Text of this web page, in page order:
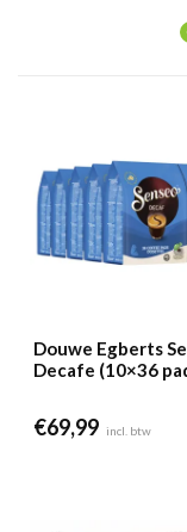
verzenden
Douwe Egberts
Decafe (10×36
€69,99 incl. btw